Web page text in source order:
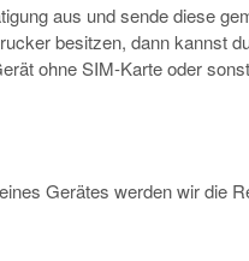
aus und sende diese
besitzen, dann kannst
ohne SIM-Karte oder
Gerätes werden wir die